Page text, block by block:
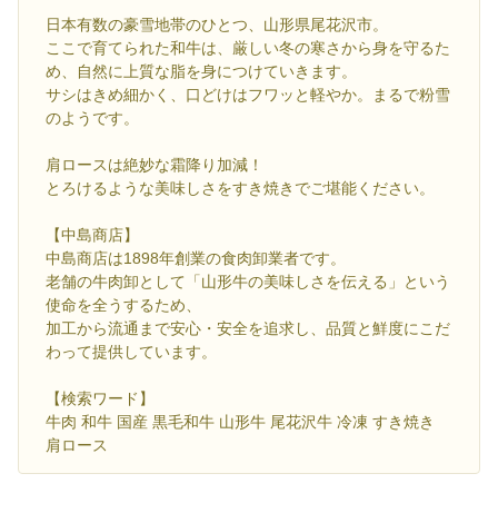
日本有数の豪雪地帯のひとつ、山形県尾花沢市。
ここで育てられた和牛は、厳しい冬の寒さから身を守るた
め、自然に上質な脂を身につけていきます。
サシはきめ細かく、口どけはフワッと軽やか。まるで粉雪
のようです。
肩ロースは絶妙な霜降り加減！
とろけるような美味しさをすき焼きでご堪能ください。
【中島商店】
中島商店は1898年創業の食肉卸業者です。
老舗の牛肉卸として「山形牛の美味しさを伝える」という
使命を全うするため、
加工から流通まで安心・安全を追求し、品質と鮮度にこだ
わって提供しています。
【検索ワード】
牛肉 和牛 国産 黒毛和牛 山形牛 尾花沢牛 冷凍 すき焼き
肩ロース